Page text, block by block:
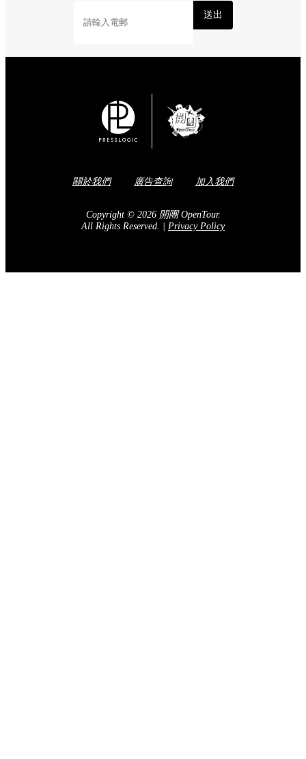
送出
關於我們 廣告查詢 加入我們
Copyright © 2026 開團 OpenTour.
All Rights Reserved. | Privacy Policy